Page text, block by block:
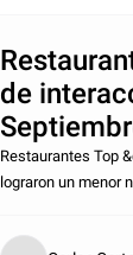
de
Restaurantes Top
lograron un menor